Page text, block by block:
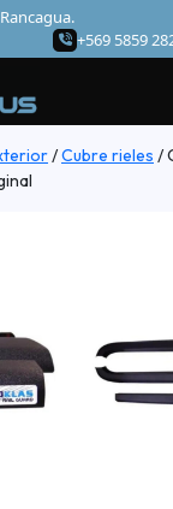
+569 5859
/Cubre rieles /